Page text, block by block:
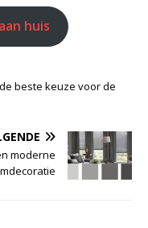
huis
beste keuze voor de
moderne